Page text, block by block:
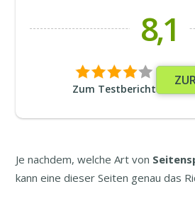
8,1
Zum Testbericht
Je nachdem, welche Art von
kann eine dieser Seiten genau das